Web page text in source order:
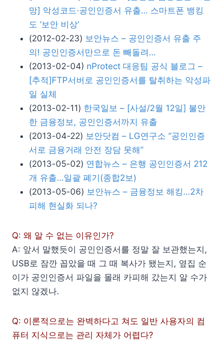
망] 악성코드·공인인증서 유출… 스마트폰 뱅킹
도 ‘보안 비상’
(2012-02-23) 보안뉴스 – 공인인증서 유출 주
의! 공인인증서만으로 돈 빼돌려…
(2013-02-04) nProtect 대응팀 공식 블로그 –
[추적]FTP서버로 공인인증서를 탈취하는 악성파
일 실체
(2013-02-11) 한국일보 – [사설/2월 12일] 불안
한 금융정보, 공인인증서까지 유출
(2013-04-22) 보안닷컴 – LG연구소 “공인인증
서로 금융거래 안전 장담 못해”
(2013-05-02) 연합뉴스 – 은행 공인인증서 212
개 유출…일괄 폐기(종합2보)
(2013-05-06) 보안뉴스 – 금융정보 해킹…2차
피해 현실화 되나?
Q: 왜 알 수 없는 이유인가?
A: 앞서 말했듯이 공인인증서를 정말 잘 보관했는지,
USB로 잠깐 꼽았을 때 그 때 복사가 됐는지, 옆집 순
이가 공인인증서 파일을 몰래 카피해 갔는지 알 수가
없지 않겠나.
Q: 이론적으로는 완벽하다고 쳐도 일반 사용자의 컴
퓨터 지식으로는 관리 자체가 어렵다?